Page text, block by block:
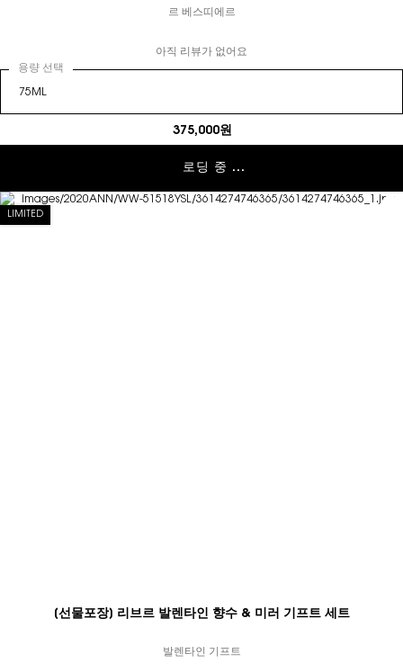
르 베스띠에르
아직 리뷰가 없어요
용량 선택
375,000원
로딩 중 ...
LIMITED
[선물포장] 리브르 발렌타인 향수 & 미러 기프트 세트
발렌타인 기프트